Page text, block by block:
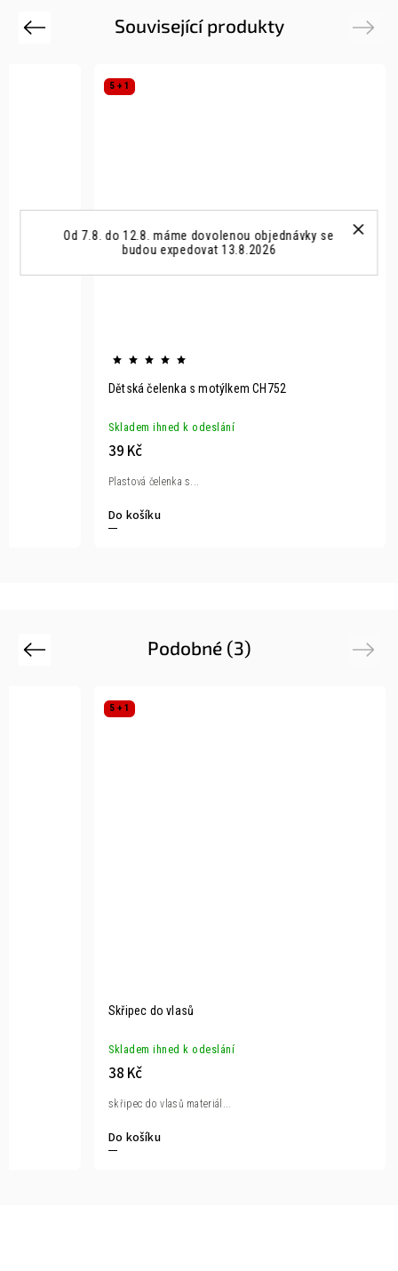
Od 7.8. do 12.8. máme dovolenou objednávky se
budou expedovat 13.8.2026
Související produkty
Previous
5 + 1
Dětská čelenka s motýlkem CH752
Skladem ihned k odeslání
39 Kč
Do košíku
Plastová čelenka s...
Next
Podobné (3)
Previous
5 + 1
Skřipec do vlasů
Skladem ihned k odeslání
38 Kč
Do košíku
skřipec do vlasů materiál...
Next